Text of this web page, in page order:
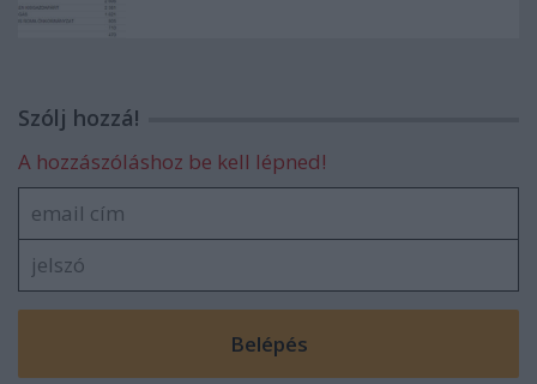
Szólj hozzá!
A hozzászóláshoz be kell lépned!